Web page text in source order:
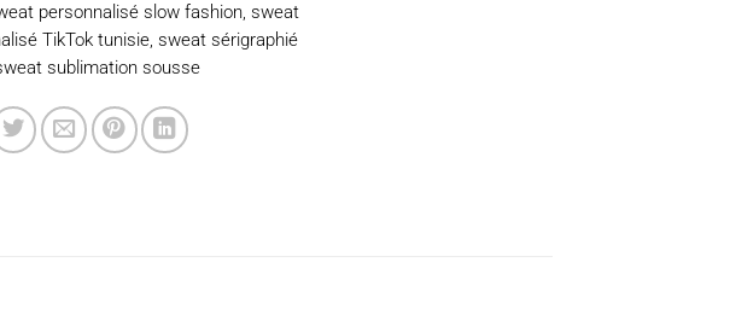
personnalisé slow fashion, sweat
TikTok tunisie, sweat sérigraphié
sublimation sousse